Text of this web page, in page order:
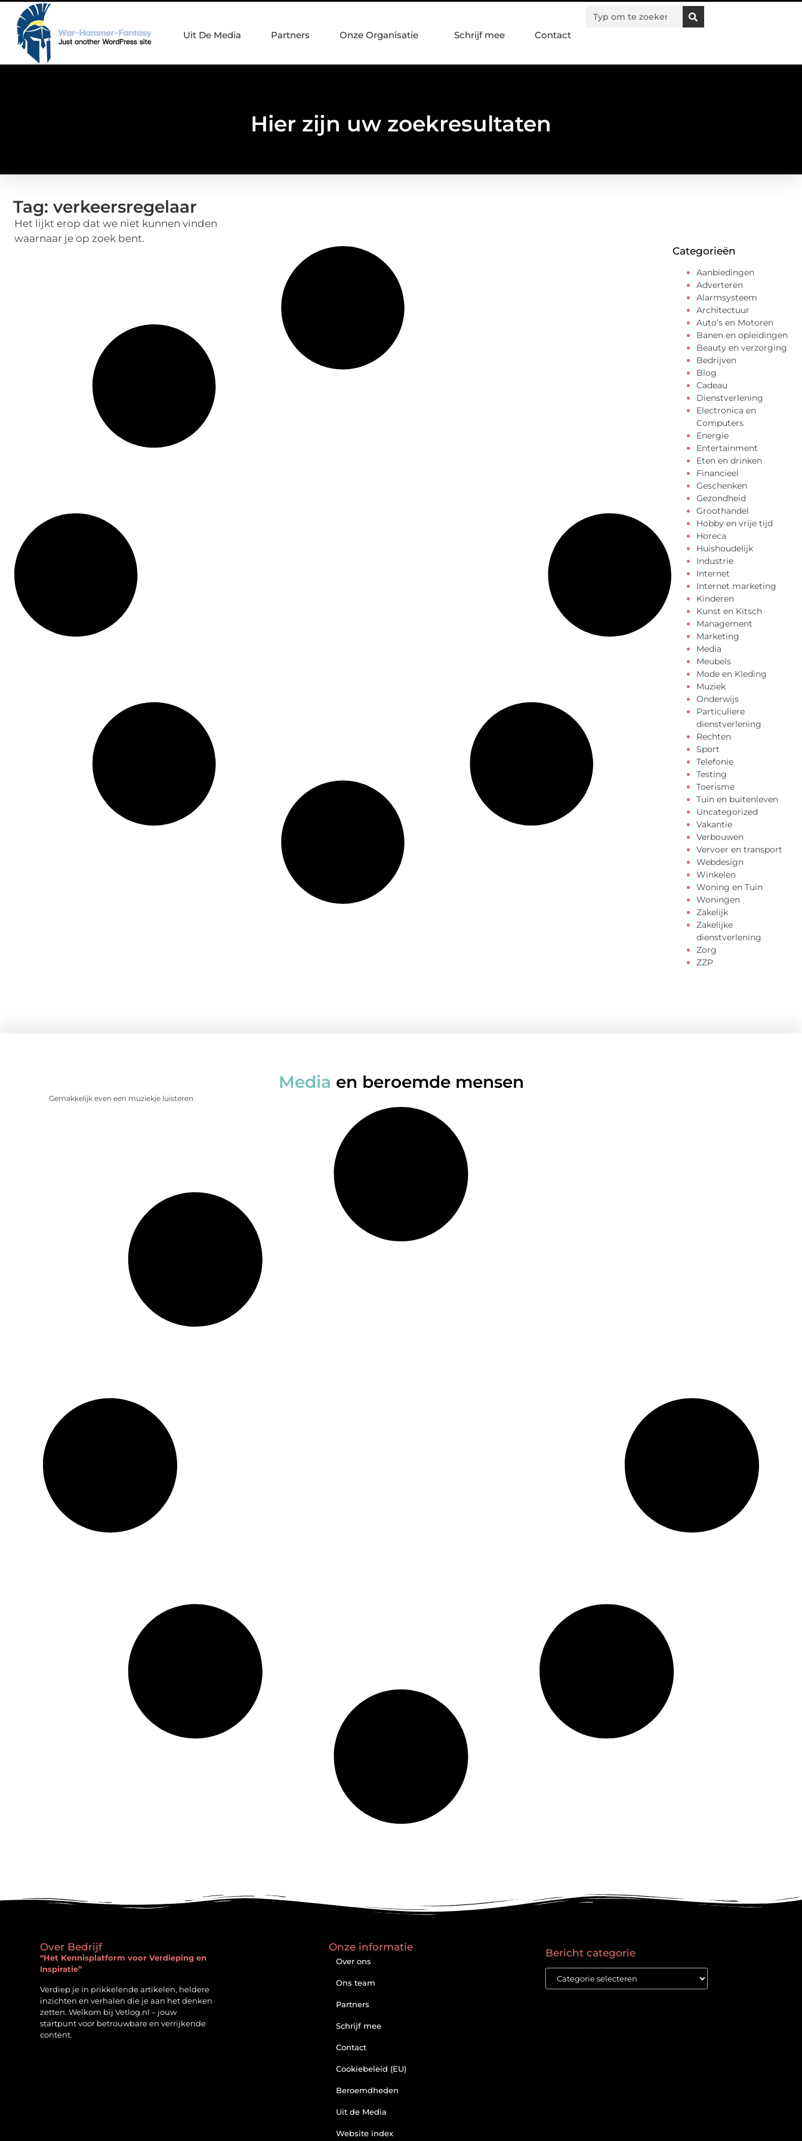
Uit De Media Partners Onze Organisatie Schrijf mee Contact
Hier zijn uw zoekresultaten
Tag: verkeersregelaar
Het lijkt erop dat we niet kunnen vinden
waarnaar je op zoek bent.
Categorieën
Aanbiedingen
Adverteren
Alarmsysteem
Architectuur
Auto’s en Motoren
Banen en opleidingen
Beauty en verzorging
Bedrijven
Blog
Cadeau
Dienstverlening
Electronica en
Computers
Energie
Entertainment
Eten en drinken
Financieel
Geschenken
Gezondheid
Groothandel
Hobby en vrije tijd
Horeca
Huishoudelijk
Industrie
Internet
Internet marketing
Kinderen
Kunst en Kitsch
Management
Marketing
Media
Meubels
Mode en Kleding
Muziek
Onderwijs
Particuliere
dienstverlening
Rechten
Sport
Telefonie
Testing
Toerisme
Tuin en buitenleven
Uncategorized
Vakantie
Verbouwen
Vervoer en transport
Webdesign
Winkelen
Woning en Tuin
Woningen
Zakelijk
Zakelijke
dienstverlening
Zorg
ZZP
Media en beroemde mensen
Gemakkelijk even een muziekje luisteren
Over Bedrijf
“Het Kennisplatform voor Verdieping en
Inspiratie”
Verdiep je in prikkelende artikelen, heldere
inzichten en verhalen die je aan het denken
zetten. Welkom bij Vetlog.nl – jouw
startpunt voor betrouwbare en verrijkende
content.
Onze informatie
Over ons
Ons team
Partners
Schrijf mee
Contact
Cookiebeleid (EU)
Beroemdheden
Uit de Media
Website index
Bericht categorie